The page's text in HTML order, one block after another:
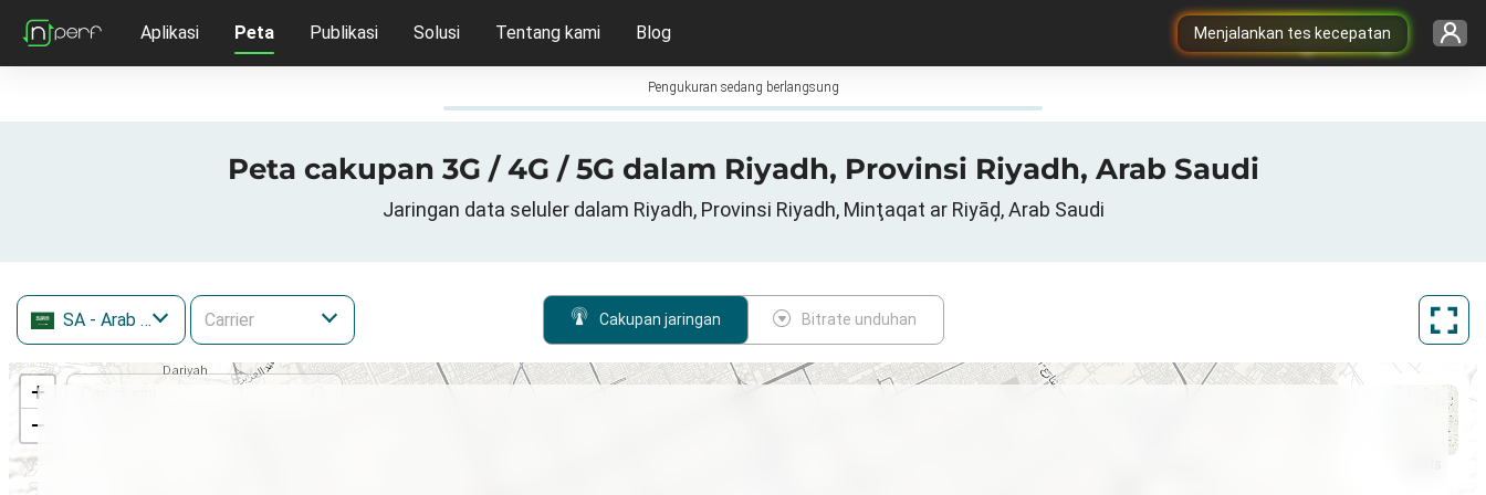
Menjalankan tes kecepatan
Aplikasi Peta Publikasi Solusi Tentang kami Blog
Pengukuran sedang berlangsung
Peta cakupan 3G / 4G / 5G dalam Riyadh, Provinsi Riyadh, Arab Saudi
Jaringan data seluler dalam Riyadh, Provinsi Riyadh, Minţaqat ar Riyāḑ, Arab Saudi
SA - Arab Saudi Cakupan jaringan Bitrate unduhan
+
−